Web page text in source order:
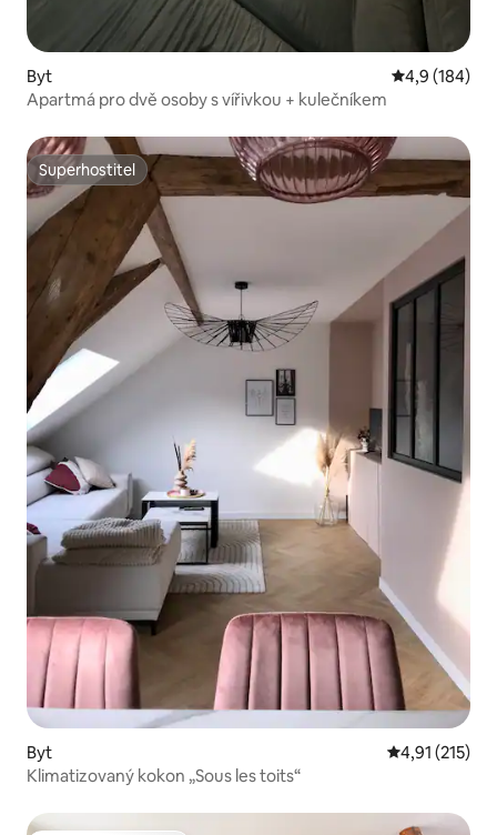
Byt Průměrné
4,9 (184)
Apartmá pro dvě osoby s vířivkou + kulečníkem
Superhostitel
Superhostitel
Byt Průměrné
4,91 (215)
Klimatizovaný kokon „Sous les toits“